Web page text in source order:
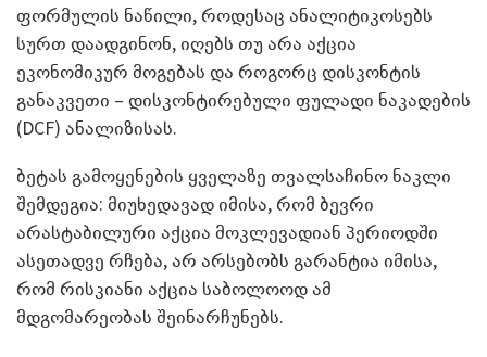
ფორმულის ნაწილი, როდესაც ანალიტიკოსებს
სურთ დაადგინონ, იღებს თუ არა აქცია
ეკონომიკურ მოგებას და როგორც დისკონტის
განაკვეთი – დისკონტირებული ფულადი ნაკადების
(DCF) ანალიზისას.
ბეტას გამოყენების ყველაზე თვალსაჩინო ნაკლი
შემდეგია: მიუხედავად იმისა, რომ ბევრი
არასტაბილური აქცია მოკლევადიან პერიოდში
ასეთადვე რჩება, არ არსებობს გარანტია იმისა,
რომ რისკიანი აქცია საბოლოოდ ამ
მდგომარეობას შეინარჩუნებს.